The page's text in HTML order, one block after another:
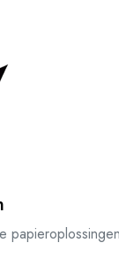
papieroplossingen